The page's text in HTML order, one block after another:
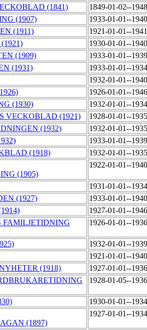
(1841)
1849-01-02--
(1907)
1933-01-01--
(1911)
1921-01-01--
1930-01-01--
(1909)
1933-01-01--
(1931)
1933-01-01--
1932-01-01--
1926-01-01--
(1930)
1932-01-01--
VECKOBLAD (1921)
1928-01-01--
(1932)
1932-01-01--
1933-01-01--
(1918)
1932-01-01--
(1905)
1922-01-01--
1931-01-01--
(1927)
1933-01-01--
1927-01-01--
1926-01-01--
1932-01-01--
1921-01-01--
(1918)
1927-01-01--
1928-01-05--
1930-01-01--
(1897)
1927-01-01--